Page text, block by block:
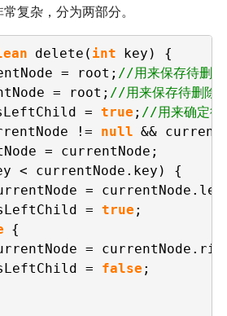
复杂，分为两部分。
delete( int key) {
= root; //用来保存待删除
= root; //用来保存待删除
= true ; //用来确定待
!= null &&
= currentNode;
< currentNode.key) {
=
= true ;
{
=
= false ;